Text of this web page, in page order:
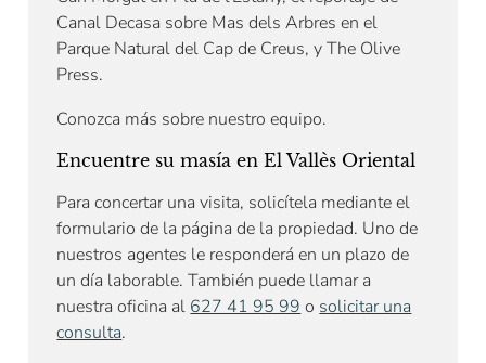
Canal Decasa sobre Mas dels Arbres en el
Parque Natural del Cap de Creus, y The Olive
Press.
Conozca más sobre nuestro equipo.
Encuentre su masía en El Vallès Oriental
Para concertar una visita, solicítela mediante el
formulario de la página de la propiedad. Uno de
nuestros agentes le responderá en un plazo de
un día laborable. También puede llamar a
nuestra oficina al 627 41 95 99 o solicitar una
consulta.